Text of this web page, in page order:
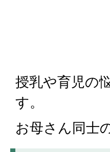
授乳や育児の
す。
お⺟さん同⼠